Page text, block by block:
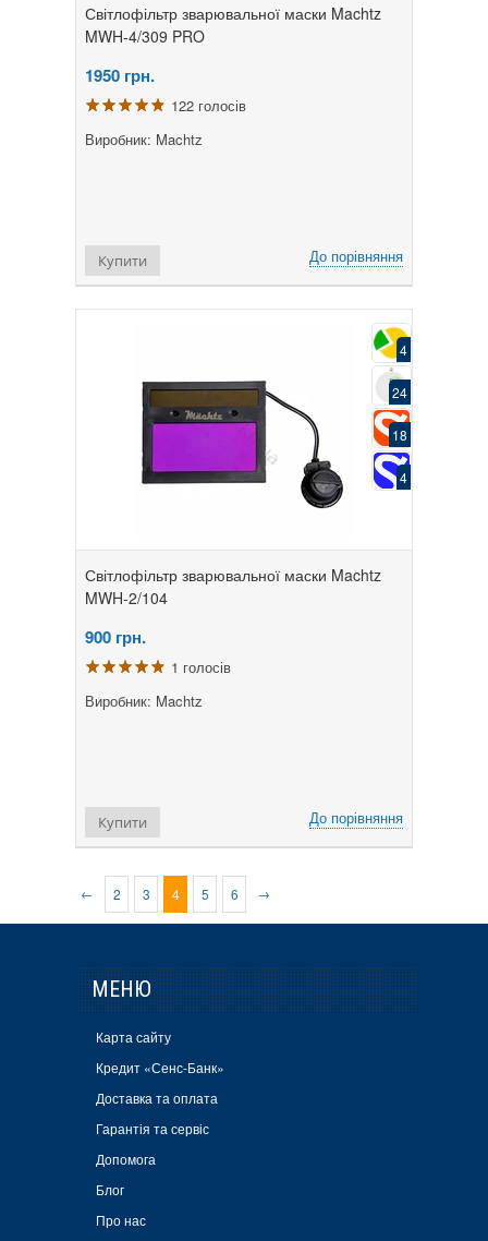
Світлофільтр зварювальної маски Machtz
MWH-4/309 PRO
1950 грн.
122 голосів
Виробник: Machtz
До порівняння
Купити
4
24
18
4
Світлофільтр зварювальної маски Machtz
MWH-2/104
900 грн.
1 голосів
Виробник: Machtz
До порівняння
Купити
← 2 3 4 5 6 →
МЕНЮ
Карта сайту
Кредит «Сенс-Банк»
Доставка та оплата
Гарантія та сервіс
Допомога
Блог
Про нас